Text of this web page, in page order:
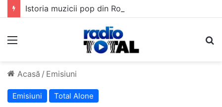
Meniu
Acasă / Emisiuni
Emisiuni Total Alone